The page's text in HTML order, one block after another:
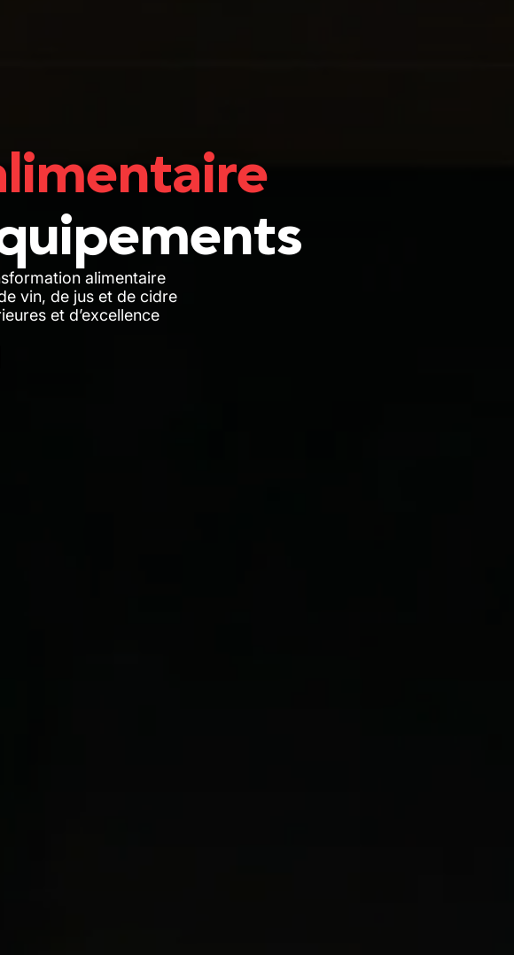
alimentaire
vin, de jus et de cidre
et d’excellence